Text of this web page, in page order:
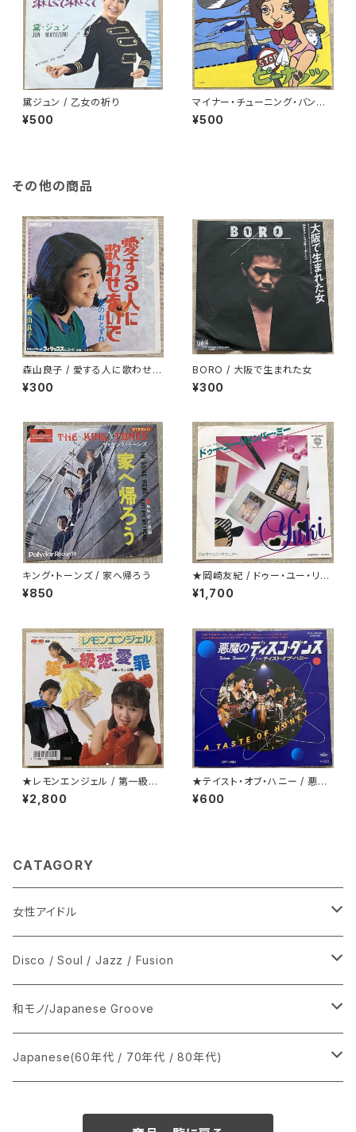
黛ジュン / 乙女の祈り
¥500
マイナー・チューニング・バンド /
ソウル これっきりですか
¥500
その他の商品
森山良子 / 愛する人に歌わせな
いで
¥300
BORO / 大阪で生まれた女
¥300
キング・トーンズ / 家へ帰ろう
¥850
★岡崎友紀 / ドゥー・ユー・リメ
ンバー・ミー
¥1,700
★レモンエンジェル / 第一級恋
愛罪
¥2,800
★テイスト・オブ・ハニー / 悪魔
のディスコ・ダンス
¥600
CATAGORY
女性アイドル
シングル盤
あ行
か行
LP
CD
Disco / Soul / Jazz / Fusion
シングル盤
A
12インチ・シングル
和モノ/Japanese Groove
シングル盤
Japanese(60年代 / 70年代 / 80年代)